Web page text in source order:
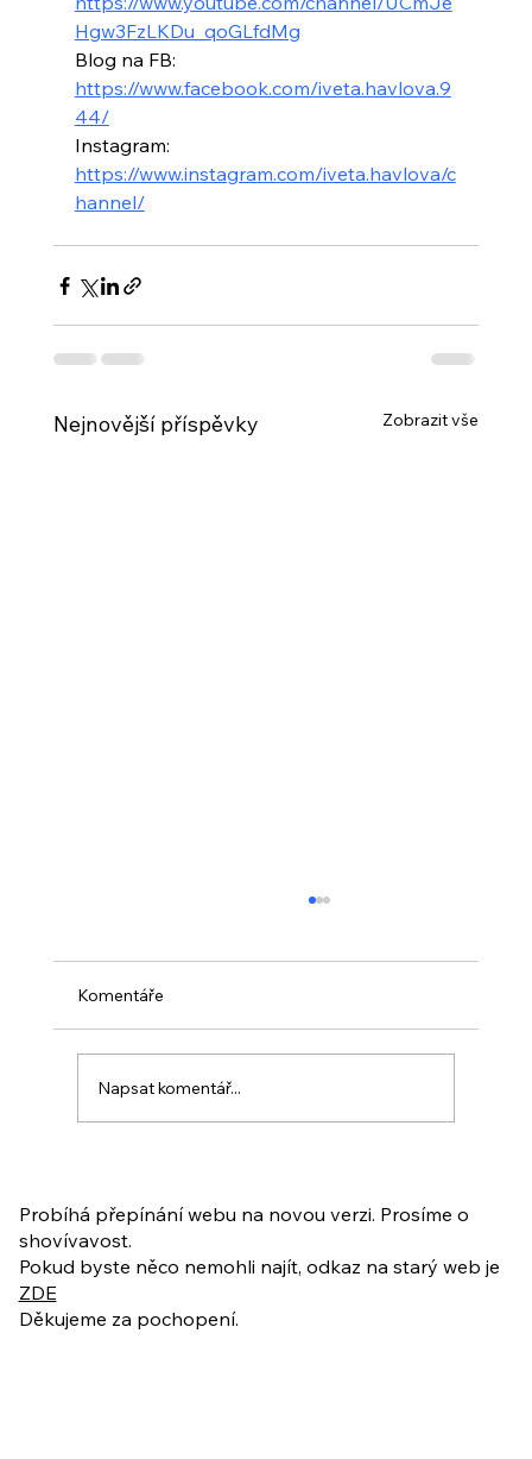
Hgw3FzLKDu_qoGLfdMg
Blog na FB:
https://www.facebook.com/iveta.havlova.9
44/
Instagram:
https://www.instagram.com/iveta.havlova/c
hannel/
Nejnovější příspěvky Zobrazit vše
ukázkové lekce
Komentáře
Napsat komentář...
Probíhá přepínání webu na novou verzi. Prosíme o
shovívavost.
Pokud byste něco nemohli najít, odkaz na starý web je
ZDE
Děkujeme za pochopení.